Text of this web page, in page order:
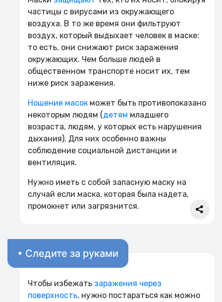
частицы с вирусами из окружающего
воздуха. В то же время они фильтруют
воздух, который выдыхает человек в маске:
то есть, они снижают риск заражения
окружающих. Чем больше людей в
общественном транспорте носит их, тем
ниже риск заражения.
Ношение масок может быть противопоказано
некоторым людям (детям младшего
возраста, людям, у которых есть нарушения
дыхания). Для них особенно важны
соблюдение социальной дистанции и
вентиляция.
Нужно иметь с собой запасную маску на
случай если маска, которая была надета,
промокнет или загрязнится.
• Следите за руками
Чтобы избежать заражения через
поверхность, нужно постараться как можно